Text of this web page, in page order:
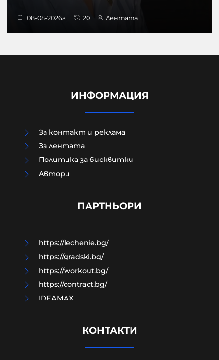
08-08-2026г. 20 Лентата
Дронът "Майя" тежи около 25
глави до 5 кг
ИНФОРМАЦИЯ
За контакт и реклама
За лентата
Политика за бисквитки
Aвтори
ПАРТНЬОРИ
https://lechenie.bg/
https://gradski.bg/
https://workout.bg/
https://contract.bg/
IDEAMAX
КОНТАКТИ